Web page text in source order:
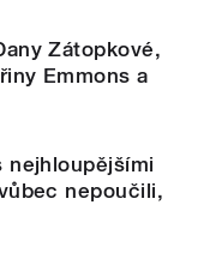
Zátopkové,
Emmons a
nejhloupějšími
nepoučili,